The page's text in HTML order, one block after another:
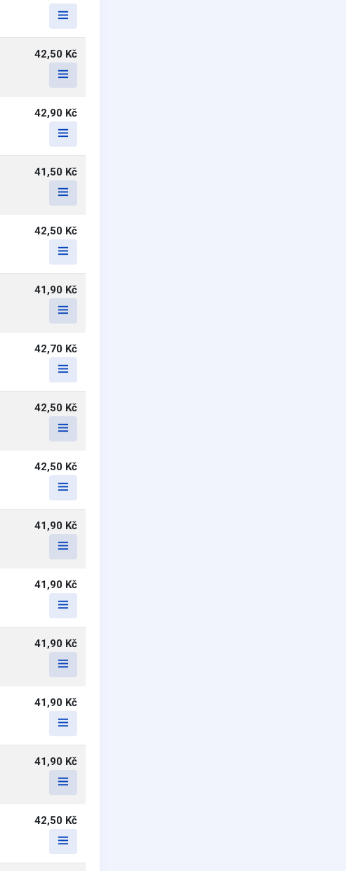
42,50 Kč
42,90 Kč
41,50 Kč
42,50 Kč
41,90 Kč
42,70 Kč
42,50 Kč
42,50 Kč
41,90 Kč
41,90 Kč
41,90 Kč
41,90 Kč
41,90 Kč
42,50 Kč